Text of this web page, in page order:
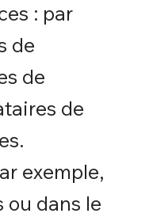
: par
de
de
de
exemple,
ou dans le